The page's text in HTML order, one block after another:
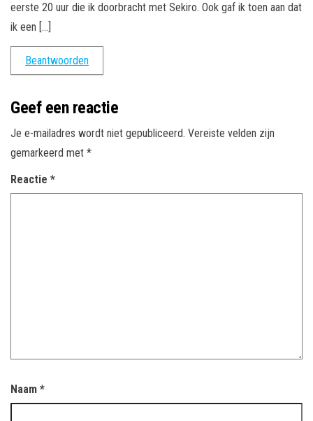
eerste 20 uur die ik doorbracht met Sekiro. Ook gaf ik toen aan dat
ik een […]
Beantwoorden
Geef een reactie
Je e-mailadres wordt niet gepubliceerd. Vereiste velden zijn
gemarkeerd met *
Reactie *
Naam *